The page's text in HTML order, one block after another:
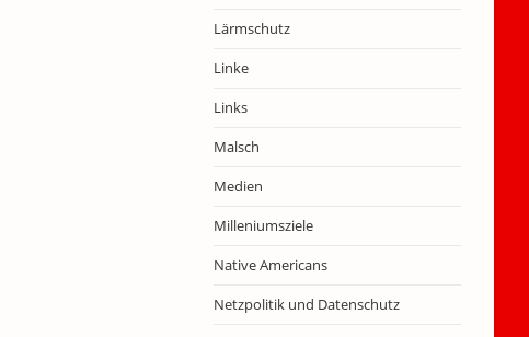
Lärmschutz
Linke
Links
Malsch
Medien
Milleniumsziele
Native Americans
Netzpolitik und Datenschutz